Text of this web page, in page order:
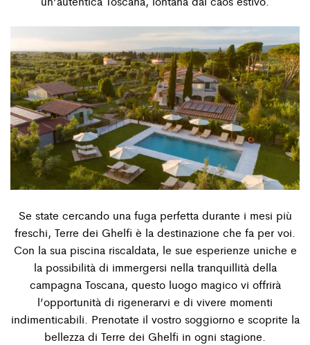
Se state cercando una fuga perfetta durante i mesi più
freschi, Terre dei Ghelﬁ è la destinazione che fa per voi.
Con la sua piscina riscaldata, le sue esperienze uniche e
la possibilità di immergersi nella tranquillità della
campagna Toscana, questo luogo magico vi offrirà
l’opportunità di rigenerarvi e di vivere momenti
indimenticabili. Prenotate il vostro soggiorno e scoprite la
bellezza di Terre dei Ghelﬁ in ogni stagione.